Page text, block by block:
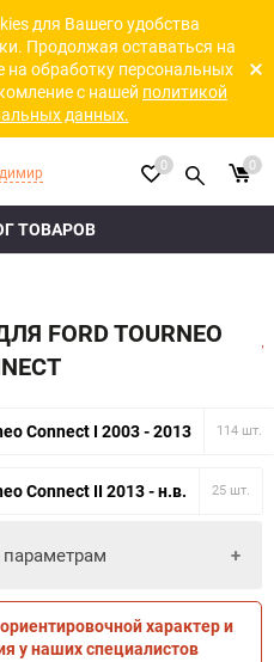
для Вашего удобства
Продолжая оставаться на
на обработку персональных
с нашей политикой
данных.
ТОВАРОВ
0 0
FORD TOURNEO
Connect I 2003 - 2013 114 шт.
Connect II 2013 - н.в. 25 шт.
ПО ПАРАМЕТРАМ
характер и
у наших специалистов